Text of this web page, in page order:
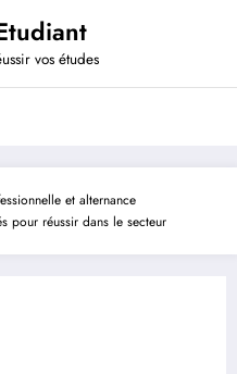
vos études
et alternance
pour réussir dans le secteur